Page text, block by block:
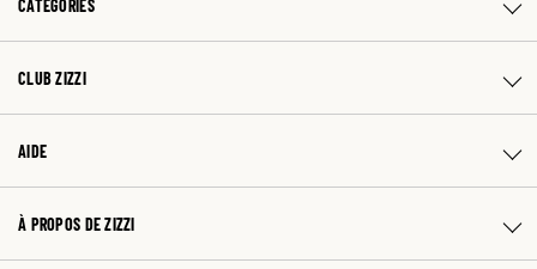
CATÉGORIES
CLUB ZIZZI
AIDE
À PROPOS DE ZIZZI